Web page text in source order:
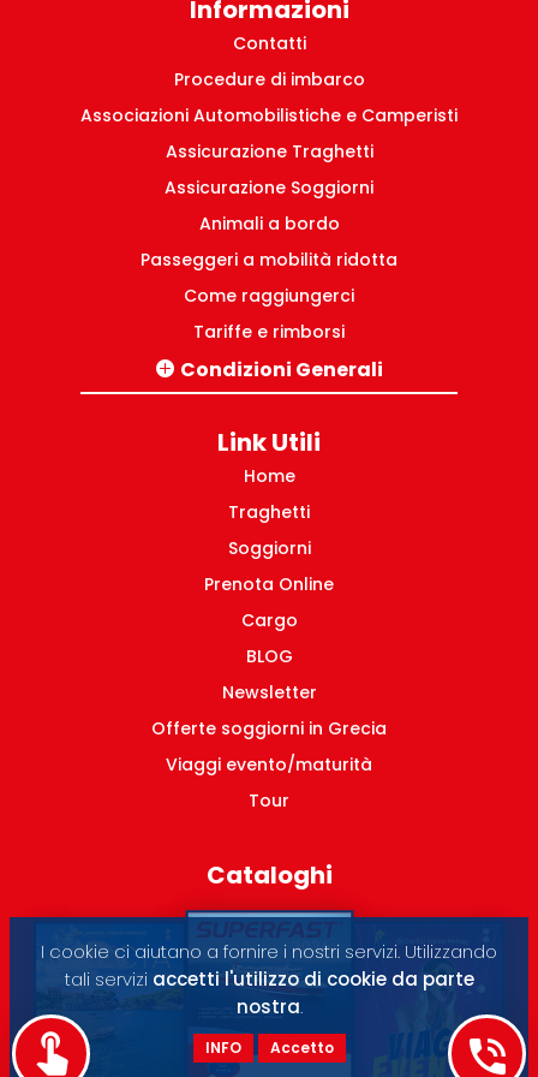
Informazioni
Contatti
Procedure di imbarco
Associazioni Automobilistiche e Camperisti
Assicurazione Traghetti
Assicurazione Soggiorni
Animali a bordo
Passeggeri a mobilità ridotta
Come raggiungerci
Tariffe e rimborsi
Condizioni Generali
Pacchetti turistici Grecia
Link Utili
Home
Traghetti
Soggiorni
Prenota Online
Cargo
BLOG
Newsletter
Offerte soggiorni in Grecia
Viaggi evento/maturità
Tour
Cataloghi
I cookie ci aiutano a fornire i nostri servizi. Utilizzando
tali servizi accetti l'utilizzo di cookie da parte
nostra.
INFO Accetto